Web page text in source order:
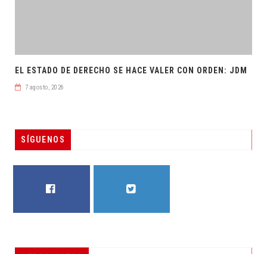
EL ESTADO DE DERECHO SE HACE VALER CON ORDEN: JDM
7 agosto, 2026
SÍGUENOS